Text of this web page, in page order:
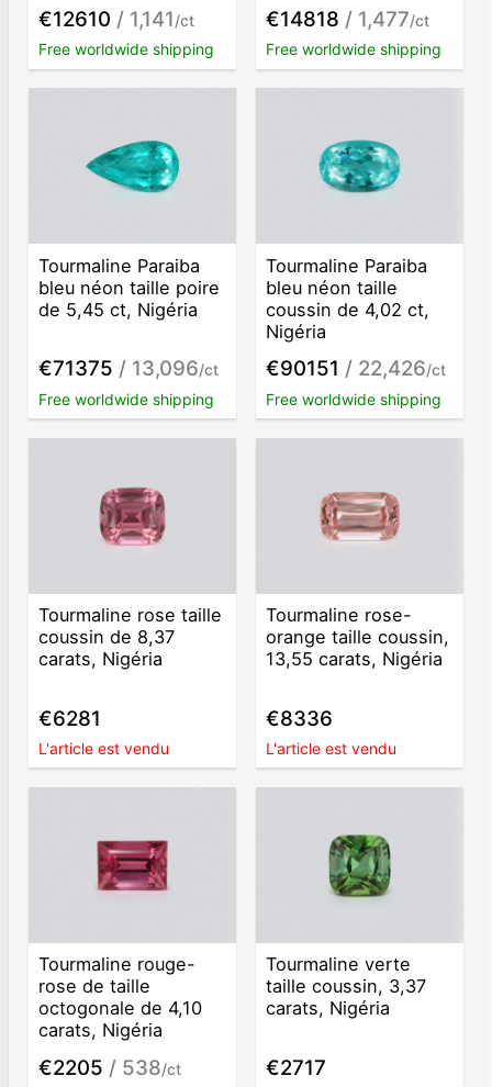
€12610 / 1,141/ct
Free worldwide shipping
€14818 / 1,477/ct
Free worldwide shipping
Tourmaline Paraiba
bleu néon taille poire
de 5,45 ct, Nigéria
€71375 / 13,096/ct
Free worldwide shipping
Tourmaline Paraiba
bleu néon taille
coussin de 4,02 ct,
Nigéria
€90151 / 22,426/ct
Free worldwide shipping
Tourmaline rose taille
coussin de 8,37
carats, Nigéria
€6281
L'article est vendu
Tourmaline rose-
orange taille coussin,
13,55 carats, Nigéria
€8336
L'article est vendu
Tourmaline rouge-
rose de taille
octogonale de 4,10
carats, Nigéria
€2205 / 538/ct
Tourmaline verte
taille coussin, 3,37
carats, Nigéria
€2717